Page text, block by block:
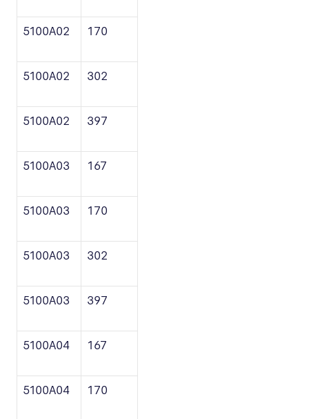
5100A02 170
5100A02 302
5100A02 397
5100A03 167
5100A03 170
5100A03 302
5100A03 397
5100A04 167
5100A04 170